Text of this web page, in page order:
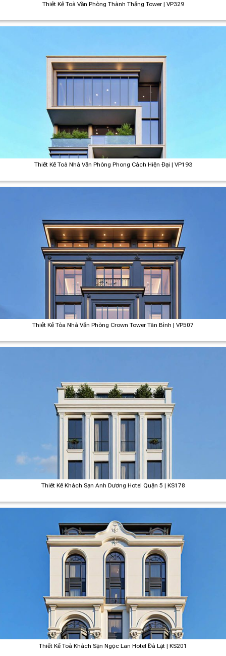
Thiết Kế Toà Văn Phòng Thành Thắng Tower | VP329
Thiết Kế Toà Nhà Văn Phòng Phong Cách Hiện Đại | VP193
Thiết Kế Tòa Nhà Văn Phòng Crown Tower Tân Bình | VP507
Thiết Kế Khách Sạn Ánh Dương Hotel Quận 5 | KS178
Thiết Kế Toà Khách Sạn Ngọc Lan Hotel Đà Lạt | KS201